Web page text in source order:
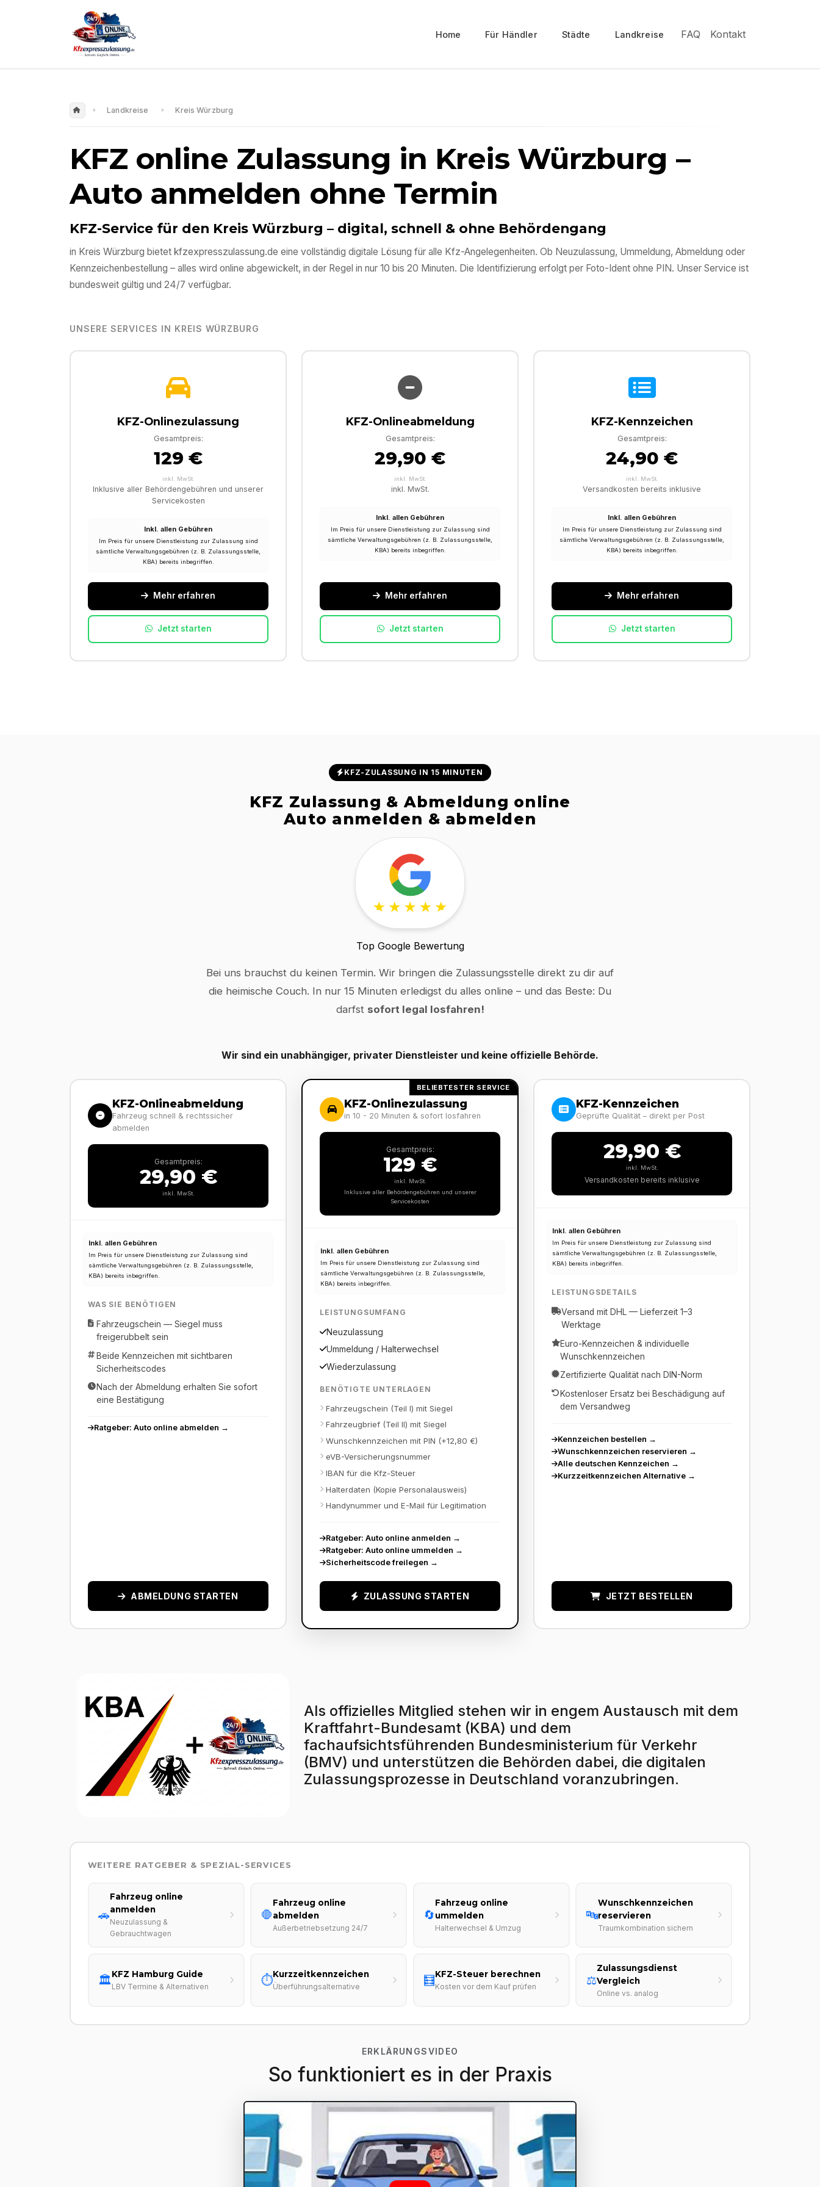
Home Für Händler Städte Landkreise FAQ Kontakt
Landkreise Kreis Würzburg
KFZ online Zulassung in Kreis Würzburg –
Auto anmelden ohne Termin
KFZ-Service für den Kreis Würzburg – digital, schnell & ohne Behördengang
in Kreis Würzburg bietet kfzexpresszulassung.de eine vollständig digitale Lösung für alle Kfz-Angelegenheiten. Ob Neuzulassung, Ummeldung, Abmeldung oder
Kennzeichenbestellung – alles wird online abgewickelt, in der Regel in nur 10 bis 20 Minuten. Die Identifizierung erfolgt per Foto-Ident ohne PIN. Unser Service ist
bundesweit gültig und 24/7 verfügbar.
UNSERE SERVICES IN KREIS WÜRZBURG
KFZ-Onlinezulassung
Gesamtpreis:
129 €
inkl. MwSt.
Inklusive aller Behördengebühren und unserer
Servicekosten
Inkl. allen Gebühren
Im Preis für unsere Dienstleistung zur Zulassung sind
sämtliche Verwaltungsgebühren (z. B. Zulassungsstelle,
KBA) bereits inbegriffen.
Mehr erfahren
Jetzt starten
KFZ-Onlineabmeldung
Gesamtpreis:
29,90 €
inkl. MwSt.
inkl. MwSt.
Inkl. allen Gebühren
Im Preis für unsere Dienstleistung zur Zulassung sind
sämtliche Verwaltungsgebühren (z. B. Zulassungsstelle,
KBA) bereits inbegriffen.
Mehr erfahren
Jetzt starten
KFZ-Kennzeichen
Gesamtpreis:
24,90 €
inkl. MwSt.
Versandkosten bereits inklusive
Inkl. allen Gebühren
Im Preis für unsere Dienstleistung zur Zulassung sind
sämtliche Verwaltungsgebühren (z. B. Zulassungsstelle,
KBA) bereits inbegriffen.
Mehr erfahren
Jetzt starten
KFZ-ZULASSUNG IN 15 MINUTEN
KFZ Zulassung & Abmeldung online
Auto anmelden & abmelden
Top Google Bewertung
Bei uns brauchst du keinen Termin. Wir bringen die Zulassungsstelle direkt zu dir auf
die heimische Couch. In nur 15 Minuten erledigst du alles online – und das Beste: Du
darfst sofort legal losfahren!
Wir sind ein unabhängiger, privater Dienstleister und keine offizielle Behörde.
KFZ-Onlineabmeldung
Fahrzeug schnell & rechtssicher
abmelden
Gesamtpreis:
29,90 €
inkl. MwSt.
Inkl. allen Gebühren
Im Preis für unsere Dienstleistung zur Zulassung sind
sämtliche Verwaltungsgebühren (z. B. Zulassungsstelle,
KBA) bereits inbegriffen.
WAS SIE BENÖTIGEN
Fahrzeugschein — Siegel muss
freigerubbelt sein
Beide Kennzeichen mit sichtbaren
Sicherheitscodes
Nach der Abmeldung erhalten Sie sofort
eine Bestätigung
Ratgeber: Auto online abmelden →
ABMELDUNG STARTEN
BELIEBTESTER SERVICE
KFZ-Onlinezulassung
in 10 - 20 Minuten & sofort losfahren
Gesamtpreis:
129 €
inkl. MwSt.
Inklusive aller Behördengebühren und unserer
Servicekosten
Inkl. allen Gebühren
Im Preis für unsere Dienstleistung zur Zulassung sind
sämtliche Verwaltungsgebühren (z. B. Zulassungsstelle,
KBA) bereits inbegriffen.
LEISTUNGSUMFANG
Neuzulassung
Ummeldung / Halterwechsel
Wiederzulassung
BENÖTIGTE UNTERLAGEN
Fahrzeugschein (Teil I) mit Siegel
Fahrzeugbrief (Teil II) mit Siegel
Wunschkennzeichen mit PIN (+12,80 €)
eVB-Versicherungsnummer
IBAN für die Kfz-Steuer
Halterdaten (Kopie Personalausweis)
Handynummer und E-Mail für Legitimation
Ratgeber: Auto online anmelden →
Ratgeber: Auto online ummelden →
Sicherheitscode freilegen →
ZULASSUNG STARTEN
KFZ-Kennzeichen
Geprüfte Qualität – direkt per Post
29,90 €
inkl. MwSt.
Versandkosten bereits inklusive
Inkl. allen Gebühren
Im Preis für unsere Dienstleistung zur Zulassung sind
sämtliche Verwaltungsgebühren (z. B. Zulassungsstelle,
KBA) bereits inbegriffen.
LEISTUNGSDETAILS
Versand mit DHL — Lieferzeit 1–3
Werktage
Euro-Kennzeichen & individuelle
Wunschkennzeichen
Zertifizierte Qualität nach DIN-Norm
Kostenloser Ersatz bei Beschädigung auf
dem Versandweg
Kennzeichen bestellen →
Wunschkennzeichen reservieren →
Alle deutschen Kennzeichen →
Kurzzeitkennzeichen Alternative →
JETZT BESTELLEN
Als offizielles Mitglied stehen wir in engem Austausch mit dem
Kraftfahrt-Bundesamt (KBA) und dem
fachaufsichtsführenden Bundesministerium für Verkehr
(BMV) und unterstützen die Behörden dabei, die digitalen
Zulassungsprozesse in Deutschland voranzubringen.
WEITERE RATGEBER & SPEZIAL-SERVICES
🚗
Fahrzeug online
anmelden
Neuzulassung &
Gebrauchtwagen
🛑
Fahrzeug online
abmelden
Außerbetriebsetzung 24/7
🔄
Fahrzeug online
ummelden
Halterwechsel & Umzug
🔤
Wunschkennzeichen
reservieren
Traumkombination sichern
🏛️KFZ Hamburg Guide
LBV Termine & Alternativen ⏱️Kurzzeitkennzeichen
Überführungsalternative 🧮KFZ-Steuer berechnen
Kosten vor dem Kauf prüfen ⚖️
Zulassungsdienst
Vergleich
Online vs. analog
ERKLÄRUNGSVIDEO
So funktioniert es in der Praxis